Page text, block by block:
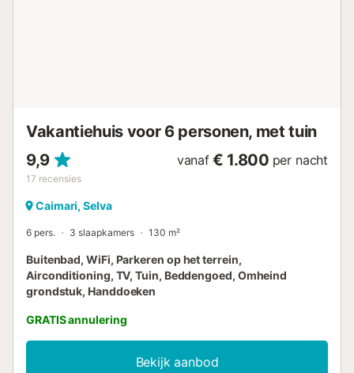
Vakantiehuis voor 6 personen, met tuin
9,9
17 recensies
vanaf € 1.800 per nacht
Caimari, Selva
6 pers. 3 slaapkamers 130 m²
Buitenbad, WiFi, Parkeren op het terrein,
Airconditioning, TV, Tuin, Beddengoed, Omheind
grondstuk, Handdoeken
GRATIS annulering
Bekijk aanbod